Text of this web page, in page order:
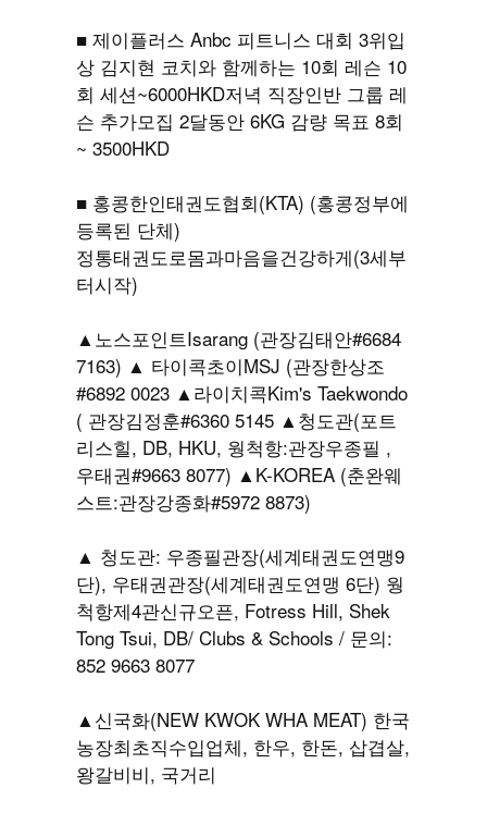
■ 제이플러스 Anbc 피트니스 대회 3위입
상 김지현 코치와 함께하는 10회 레슨 10
회 세션~6000HKD저녁 직장인반 그룹 레
슨 추가모집 2달동안 6KG 감량 목표 8회
~ 3500HKD
■ 홍콩한인태권도협회(KTA) (홍콩정부에
등록된 단체)
정통태권도로몸과마음을건강하게(3세부
터시작)
▲노스포인트Isarang (관장김태안#6684
7163) ▲ 타이콕초이MSJ (관장한상조
#6892 0023 ▲라이치콕Kim's Taekwondo
( 관장김정훈#6360 5145 ▲청도관(포트
리스힐, DB, HKU, 웡척항:관장우종필 ,
우태권#9663 8077) ▲K-KOREA (춘완웨
스트:관장강종화#5972 8873)
▲ 청도관: 우종필관장(세계태권도연맹9
단), 우태권관장(세계태권도연맹 6단) 웡
척항제4관신규오픈, Fotress Hill, Shek
Tong Tsui, DB/ Clubs & Schools / 문의:
852 9663 8077
▲신국화(NEW KWOK WHA MEAT) 한국
농장최초직수입업체, 한우, 한돈, 삽겹살,
왕갈비비, 국거리